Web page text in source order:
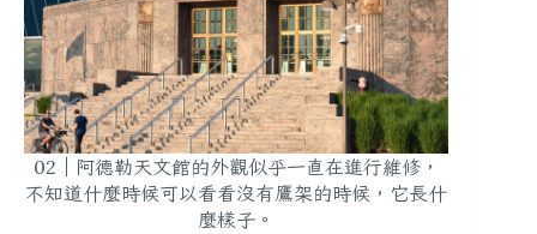
02｜阿德勒天文館的外觀似乎一直在進行維修，
不知道什麼時候可以看看沒有鷹架的時候，它長什
麼樣子。